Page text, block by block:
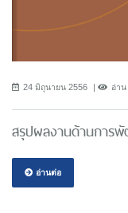
24 มิถุนายน 2556 อ่าน
สรุปผลงานด้านกา
อ่านต่อ